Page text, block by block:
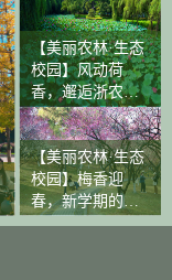
【美丽农林·生态
校园】风动荷
香，邂逅浙农林
大的盛夏浪漫
【美丽农林·生态
校园】梅香迎
春，新学期的诗
意开端